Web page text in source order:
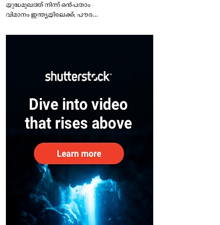
യുദ്ധമുഖത്ത് നിന്ന് ഒൻപതാം
വിമാനം ഇന്ത്യയിലേക്ക്; പൗരന്മാർ
– കേന്ദ്രം